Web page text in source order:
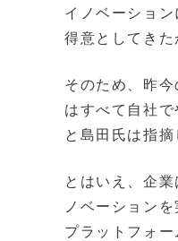
イノベーショ
得意としてきた
そのため、昨
はすべて自社
と島田氏は指摘
とはいえ、企
ノベーション
プラットフォー